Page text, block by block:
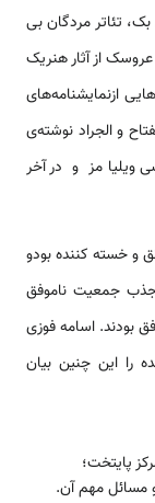
بک، تئاتر مردگان بی
از آثار هنریک
ازنمایشنامه‌های
و الجراد نوشته‌ی
و در آخر
و خسته کننده بودو
جمعیت ناموفق
بودند. اسامه فوزی
این چنین بیان
پایتخت؛
مسائل مهم آن.